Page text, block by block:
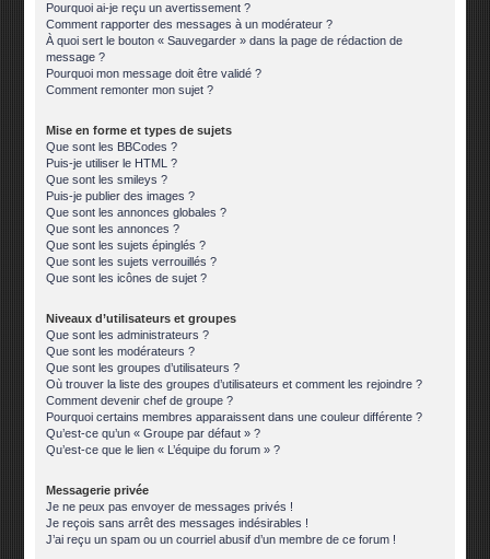
Pourquoi ai-je reçu un avertissement ?
Comment rapporter des messages à un modérateur ?
À quoi sert le bouton « Sauvegarder » dans la page de rédaction de
message ?
Pourquoi mon message doit être validé ?
Comment remonter mon sujet ?
Mise en forme et types de sujets
Que sont les BBCodes ?
Puis-je utiliser le HTML ?
Que sont les smileys ?
Puis-je publier des images ?
Que sont les annonces globales ?
Que sont les annonces ?
Que sont les sujets épinglés ?
Que sont les sujets verrouillés ?
Que sont les icônes de sujet ?
Niveaux d’utilisateurs et groupes
Que sont les administrateurs ?
Que sont les modérateurs ?
Que sont les groupes d’utilisateurs ?
Où trouver la liste des groupes d’utilisateurs et comment les rejoindre ?
Comment devenir chef de groupe ?
Pourquoi certains membres apparaissent dans une couleur différente ?
Qu’est-ce qu’un « Groupe par défaut » ?
Qu’est-ce que le lien « L’équipe du forum » ?
Messagerie privée
Je ne peux pas envoyer de messages privés !
Je reçois sans arrêt des messages indésirables !
J’ai reçu un spam ou un courriel abusif d’un membre de ce forum !